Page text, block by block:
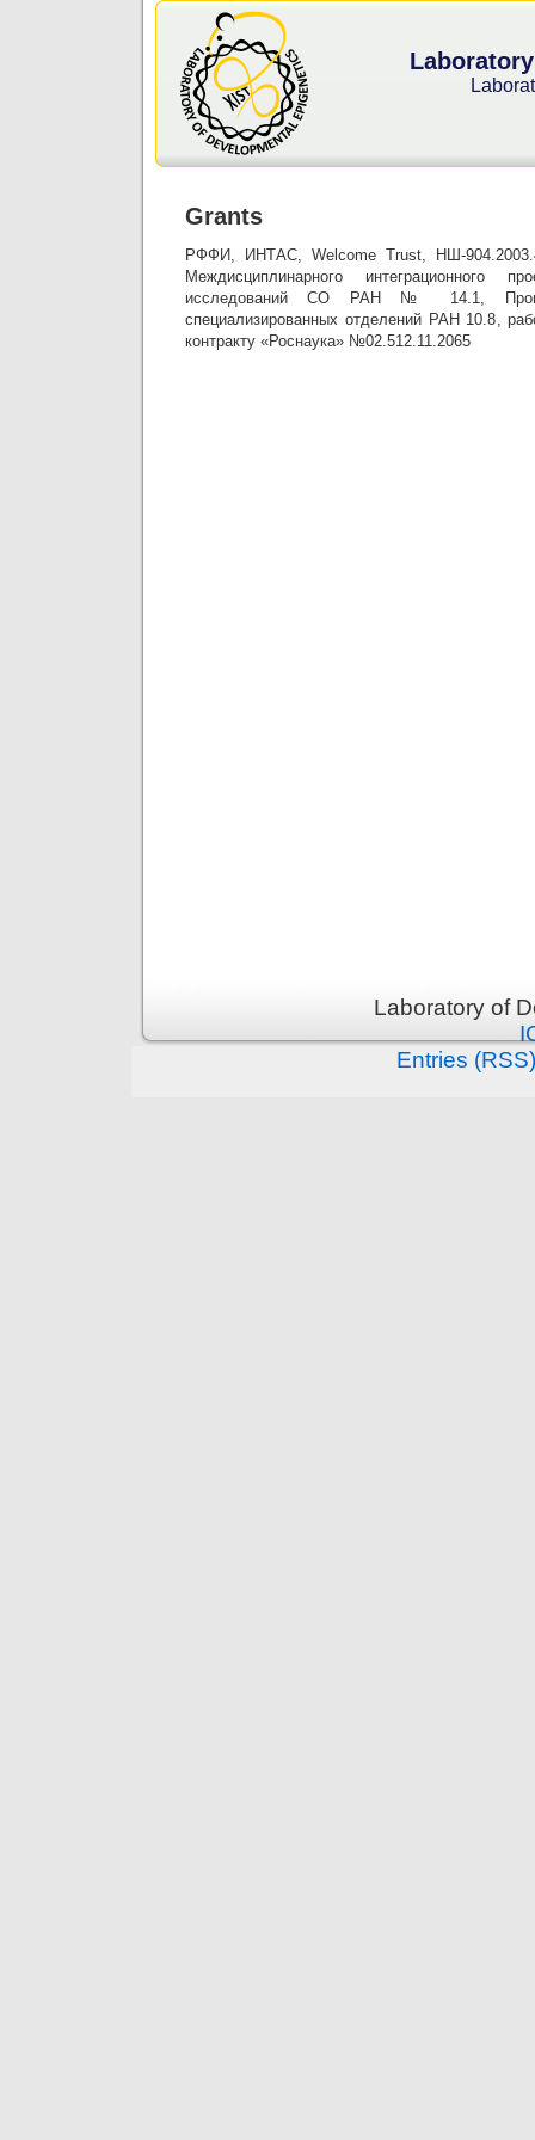
Grants
РФФИ, ИНТАС, Welcome Trust, НШ-
Междисциплинарного интеграционного
исследований СО РАН № 14.1,
специализированных отделений РАН 10.8,
контракту «Роснаука» №02.512.11.2065
Laboratory of
Entries (RSS)